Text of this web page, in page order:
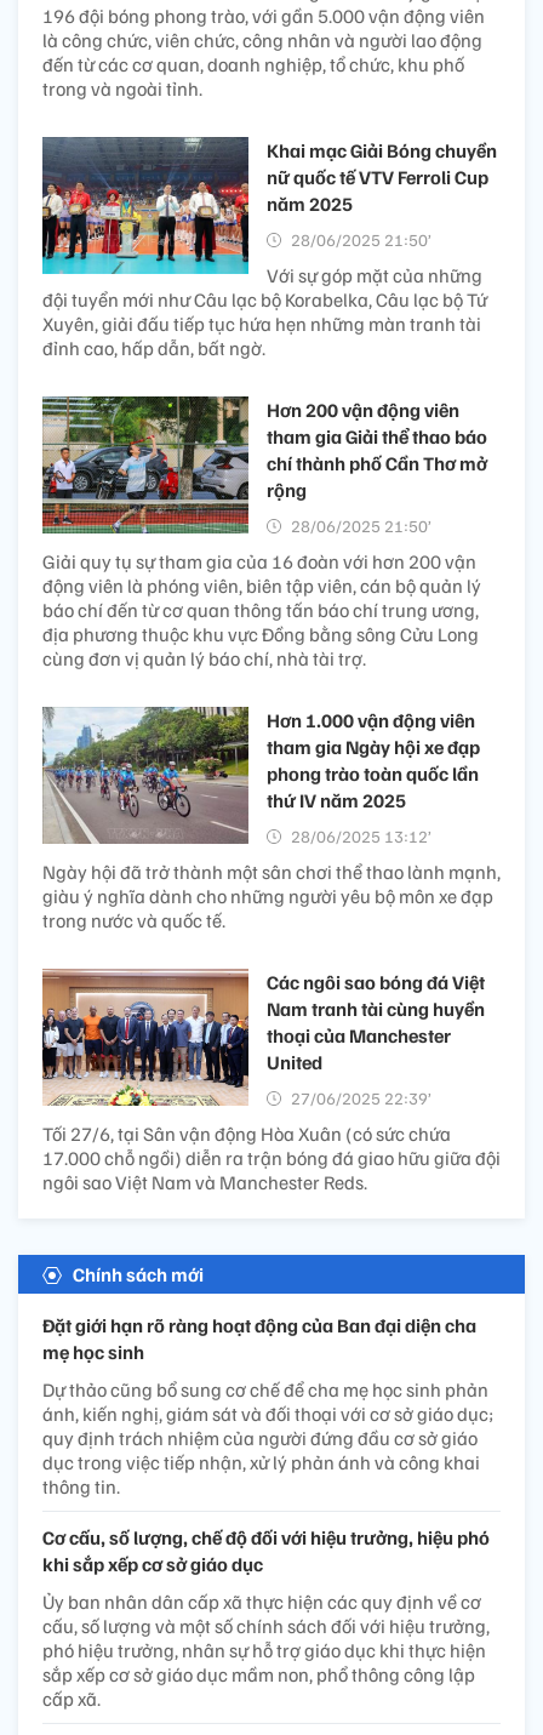
196 đội bóng phong trào, với gần 5.000 vận động viên
là công chức, viên chức, công nhân và người lao động
đến từ các cơ quan, doanh nghiệp, tổ chức, khu phố
trong và ngoài tỉnh.
Khai mạc Giải Bóng chuyền
nữ quốc tế VTV Ferroli Cup
năm 2025
28/06/2025 21:50’
Với sự góp mặt của những
đội tuyển mới như Câu lạc bộ Korabelka, Câu lạc bộ Tứ
Xuyên, giải đấu tiếp tục hứa hẹn những màn tranh tài
đỉnh cao, hấp dẫn, bất ngờ.
Hơn 200 vận động viên
tham gia Giải thể thao báo
chí thành phố Cần Thơ mở
rộng
28/06/2025 21:50’
Giải quy tụ sự tham gia của 16 đoàn với hơn 200 vận
động viên là phóng viên, biên tập viên, cán bộ quản lý
báo chí đến từ cơ quan thông tấn báo chí trung ương,
địa phương thuộc khu vực Đồng bằng sông Cửu Long
cùng đơn vị quản lý báo chí, nhà tài trợ.
Hơn 1.000 vận động viên
tham gia Ngày hội xe đạp
phong trào toàn quốc lần
thứ IV năm 2025​
28/06/2025 13:12’
Ngày hội đã trở thành một sân chơi thể thao lành mạnh,
giàu ý nghĩa dành cho những người yêu bộ môn xe đạp
trong nước và quốc tế.
Các ngôi sao bóng đá Việt
Nam tranh tài cùng huyền
thoại của Manchester
United
27/06/2025 22:39’
Tối 27/6, tại Sân vận động Hòa Xuân (có sức chứa
17.000 chỗ ngồi) diễn ra trận bóng đá giao hữu giữa đội
ngôi sao Việt Nam và Manchester Reds.
Chính sách mới
Đặt giới hạn rõ ràng hoạt động của Ban đại diện cha
mẹ học sinh
Dự thảo cũng bổ sung cơ chế để cha mẹ học sinh phản
ánh, kiến nghị, giám sát và đối thoại với cơ sở giáo dục;
quy định trách nhiệm của người đứng đầu cơ sở giáo
dục trong việc tiếp nhận, xử lý phản ánh và công khai
thông tin.
Cơ cấu, số lượng, chế độ đối với hiệu trưởng, hiệu phó
khi sắp xếp cơ sở giáo dục
Ủy ban nhân dân cấp xã thực hiện các quy định về cơ
cấu, số lượng và một số chính sách đối với hiệu trưởng,
phó hiệu trưởng, nhân sự hỗ trợ giáo dục khi thực hiện
sắp xếp cơ sở giáo dục mầm non, phổ thông công lập
cấp xã.